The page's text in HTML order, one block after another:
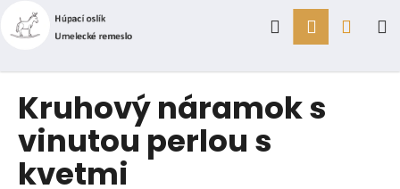
obsah
Hľadať
košík
Kruhový náramok s
vinutou perlou s
kvetmi
o
í
Späť
Späť
Č
o
p
o